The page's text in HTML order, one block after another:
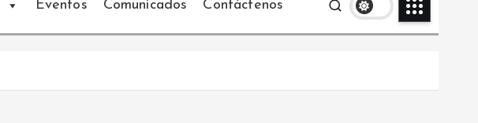
Eventos Comunicados Contáctenos